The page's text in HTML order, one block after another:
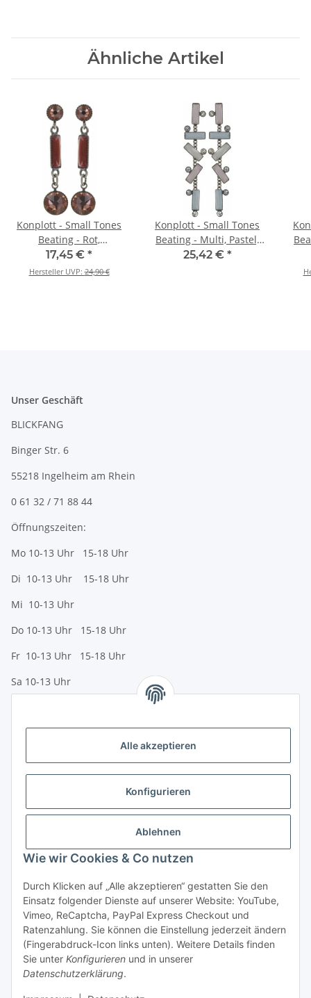
Alle akzeptieren
Konfigurieren
Ablehnen
Wie wir Cookies & Co nutzen
Durch Klicken auf „Alle akzeptieren“ gestatten Sie den
Einsatz folgender Dienste auf unserer Website: YouTube,
Vimeo, ReCaptcha, PayPal Express Checkout und
Ratenzahlung. Sie können die Einstellung jederzeit ändern
(Fingerabdruck-Icon links unten). Weitere Details finden
Sie unter Konfigurieren und in unserer
Datenschutzerklärung.
Ähnliche Artikel
Konplott - Small Tones
Beating - Rot,
Antiksilber, Ohrringe mit
Stecker
17,45 € *
Hersteller UVP:24,90 €
Konplott - Small Tones
Beating - Multi, Pastel,
Pastel, Antiksilber,
25,42 € *
Unser Geschäft
BLICKFANG
Binger Str. 6
55218 Ingelheim am Rhein
0 61 32 / 71 88 44
Öffnungszeiten:
Mo 10-13 Uhr 15-18 Uhr
Di 10-13 Uhr 15-18 Uhr
Mi 10-13 Uhr
Do 10-13 Uhr 15-18 Uhr
Fr 10-13 Uhr 15-18 Uhr
Sa 10-13 Uhr
Vorkasse (per Bank-Überweisung)
Sofortüberweisung
Rechnungskauf
Gesetzliche Informationen
Informationen
Vertrag widerrufen